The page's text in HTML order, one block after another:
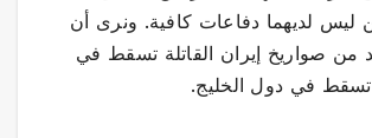
ليس لديهما دفاعات كافية. ونرى أن
من صواريخ إيران القاتلة تسقط في
تسقط في دول الخليج.